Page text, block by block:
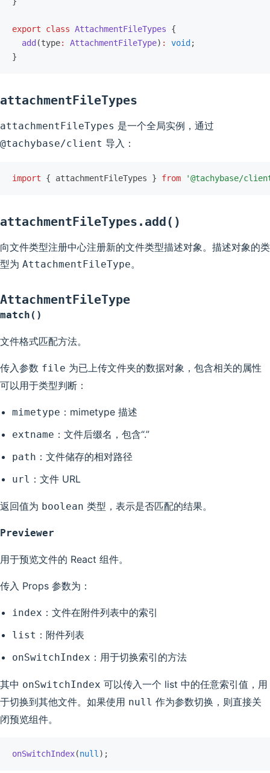
export class AttachmentFileTypes {
  add
(type: AttachmentFileType) : void ;
}
attachmentFileTypes
attachmentFileTypes 是一个全局实例，通过
@tachybase/client 导入：
import { attachmentFileTypes } from '@tachybase/
attachmentFileTypes.add()
向文件类型注册中心注册新的文件类型描述对象。描述对象的类
型为 AttachmentFileType。
AttachmentFileType
match()
文件格式匹配方法。
传入参数 file 为已上传文件夹的数据对象，包含相关的属性
可以用于类型判断：
mimetype ：mimetype 描述
extname ：文件后缀名，包含“.”
path ：文件储存的相对路径
url ：文件 URL
返回值为 boolean 类型，表示是否匹配的结果。
Previewer
用于预览文件的 React 组件。
传入 Props 参数为：
index ：文件在附件列表中的索引
list ：附件列表
onSwitchIndex ：用于切换索引的方法
其中 onSwitchIndex 可以传入一个 list 中的任意索引值，用
于切换到其他文件。如果使用 null 作为参数切换，则直接关
闭预览组件。
onSwitchIndex(null );